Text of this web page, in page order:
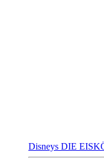
Disneys DIE